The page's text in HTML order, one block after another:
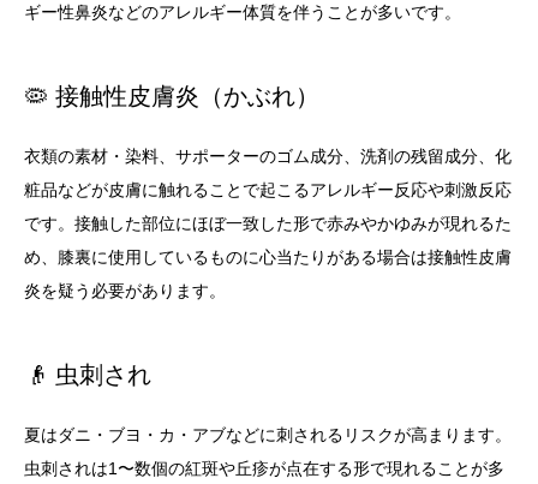
ギー性鼻炎などのアレルギー体質を伴うことが多いです。
🦠 接触性皮膚炎（かぶれ）
衣類の素材・染料、サポーターのゴム成分、洗剤の残留成分、化
粧品などが皮膚に触れることで起こるアレルギー反応や刺激反応
です。接触した部位にほぼ一致した形で赤みやかゆみが現れるた
め、膝裏に使用しているものに心当たりがある場合は接触性皮膚
炎を疑う必要があります。
👴 虫刺され
夏はダニ・ブヨ・カ・アブなどに刺されるリスクが高まります。
虫刺されは1〜数個の紅斑や丘疹が点在する形で現れることが多